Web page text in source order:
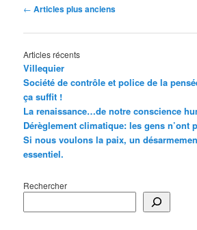
Navigation
articles
← Articles plus anciens
Articles récents
Villequier
Société de contrôle et police de la
ça suffit !
La renaissance…de notre conscience
Dérèglement climatique: les gens n’ont
Si nous voulons la paix, un
essentiel.
Rechercher